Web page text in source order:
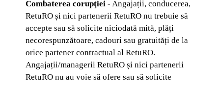
Combaterea corupţiei - Angajații, conducerea,
RetuRO și nici partenerii RetuRO nu trebuie să
accepte sau să solicite niciodată mită, plăți
necorespunzătoare, cadouri sau gratuități de la
orice partener contractual al RetuRO.
Angajații/managerii RetuRO și nici partenerii
RetuRO nu au voie să ofere sau să solicite